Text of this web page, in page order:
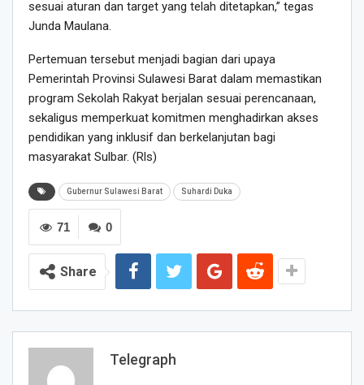
sesuai aturan dan target yang telah ditetapkan,” tegas
Junda Maulana.
Pertemuan tersebut menjadi bagian dari upaya
Pemerintah Provinsi Sulawesi Barat dalam memastikan
program Sekolah Rakyat berjalan sesuai perencanaan,
sekaligus memperkuat komitmen menghadirkan akses
pendidikan yang inklusif dan berkelanjutan bagi
masyarakat Sulbar. (Rls)
Gubernur Sulawesi Barat Suhardi Duka
0
71
Share
Telegraph